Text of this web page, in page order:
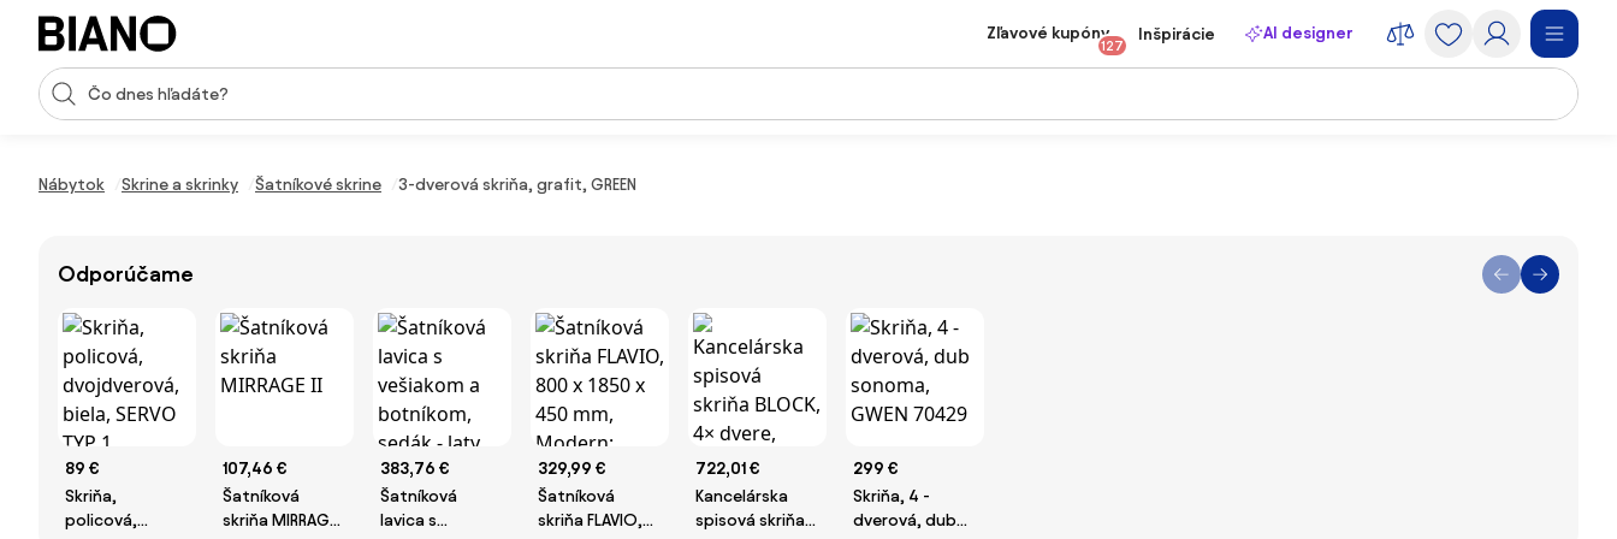
Preskočiť navigáciu, prejsť na obsah
Vstup pre vyhľadávanie
Zľavové kupóny
127
Inšpirácie AI designer
Nábytok Skrine a skrinky Šatníkové skrine 3-dverová skriňa, grafit, GREEN
Odporúčame
89 €
Skriňa,
policová,
107,46 €
Šatníková
skriňa MIRRAGE
383,76 €
Šatníková
lavica s
329,99 €
Šatníková
skriňa FLAVIO,
722,01 €
Kancelárska
spisová skriňa
299 €
Skriňa, 4 -
dverová, dub